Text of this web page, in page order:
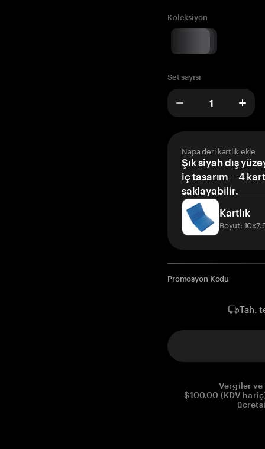
Koleksiyon
Set sayısı
Napa deri kartlık ekle
Şık siyah dış
iç tasarım – 4
saklayabilir.
Kartlık
Boyut:
Promosyon Kodu
Tah.
Vergiler
$100.00 (KDV